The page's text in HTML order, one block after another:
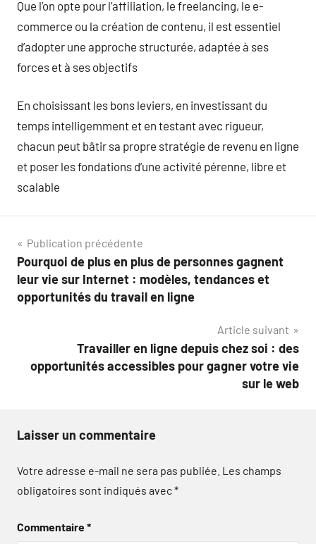
Que l’on opte pour l’affiliation, le freelancing, le e-
commerce ou la création de contenu, il est essentiel
d’adopter une approche structurée, adaptée à ses
forces et à ses objectifs
En choisissant les bons leviers, en investissant du
temps intelligemment et en testant avec rigueur,
chacun peut bâtir sa propre stratégie de revenu en ligne
et poser les fondations d’une activité pérenne, libre et
scalable
Navigation
de
l’article
Publication précédente
Pourquoi de plus en plus de personnes gagnent
leur vie sur Internet : modèles, tendances et
opportunités du travail en ligne
Article suivant
Travailler en ligne depuis chez soi : des
opportunités accessibles pour gagner votre vie
sur le web
Laisser un commentaire
Votre adresse e-mail ne sera pas publiée. Les champs
obligatoires sont indiqués avec*
Commentaire*